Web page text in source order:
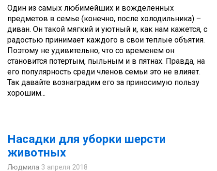
Один из самых любимейших и вожделенных
предметов в семье (конечно, после холодильника) –
диван. Он такой мягкий и уютный и, как нам кажется, с
радостью принимает каждого в свои теплые объятия.
Поэтому не удивительно, что со временем он
становится потертым, пыльным и в пятнах. Правда, на
его популярность среди членов семьи это не влияет.
Так давайте вознаградим его за приносимую пользу
хорошим...
Насадки для уборки шерсти
животных
Людмила 3 апреля 2018